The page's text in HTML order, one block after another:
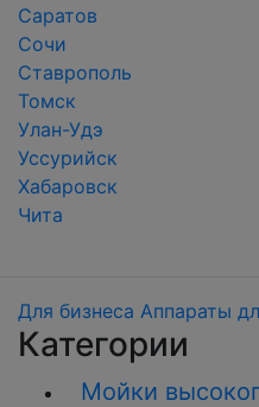
Саратов
Сочи
Ставрополь
Томск
Улан-Удэ
Уссурийск
Хабаровск
Чита
Для бизнеса Аппараты
Категории
Мойки